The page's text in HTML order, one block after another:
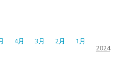
4月 3月 2月
1月
2024